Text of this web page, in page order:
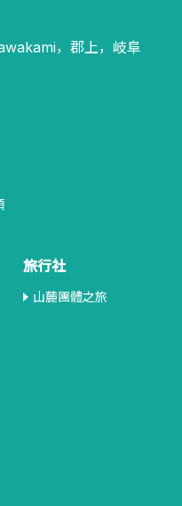
，郡上，岐阜
旅行社
山麓團體之旅